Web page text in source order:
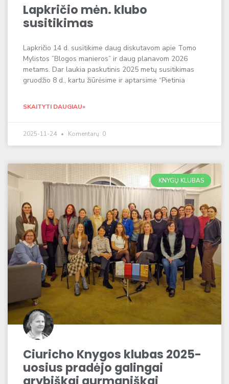
Lapkričio mėn. klubo
susitikimas
Lapkričio 14 d. susitikime daug diskutavom apie Tomo
Mylistos ”Blogos manieros” ir daug planavom 2026
metams. Dar laukia paskutinis 2025 metų susitikimas
gruodžio 8 d., kartu žiūrėsime ir aptarsime “Pietinia
SKAITYTI DAUGIAU»
2025-11-24 Komentarų: 0
KNYGŲ KLUBAS
Ciuricho Knygos klubas 2025-
uosius pradėjo galingai